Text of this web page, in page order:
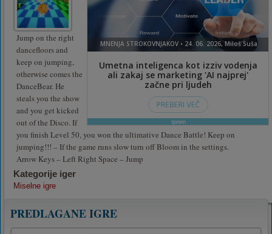
Jump on the right
dancefloors and
keep on jumping,
otherwise comes the
DanceBear. He
steals you the show
and you get kicked
out of the Disco. If
you finish Level 50, you won the ultimative Dance Battle! Keep on
jumping!!! – If the game runs slow turn off Bloom in the settings.
Arrow Keys – Left Right Space – Jump
Kategorije iger
Miselne igre
PREDLAGANE IGRE